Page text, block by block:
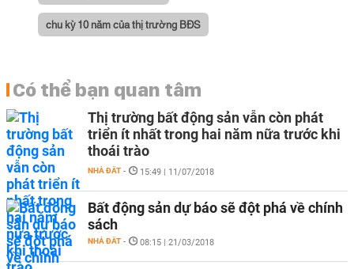
chu kỳ 10 năm của thị trường BĐS
Có thể bạn quan tâm
Thị trường bất động sản vẫn còn phát
triển ít nhất trong hai năm nữa trước khi
thoái trào
NHÀ ĐẤT - 15:49 | 11/07/2018
Bất động sản dự báo sẽ đột phá về chính
sách
NHÀ ĐẤT - 08:15 | 21/03/2018